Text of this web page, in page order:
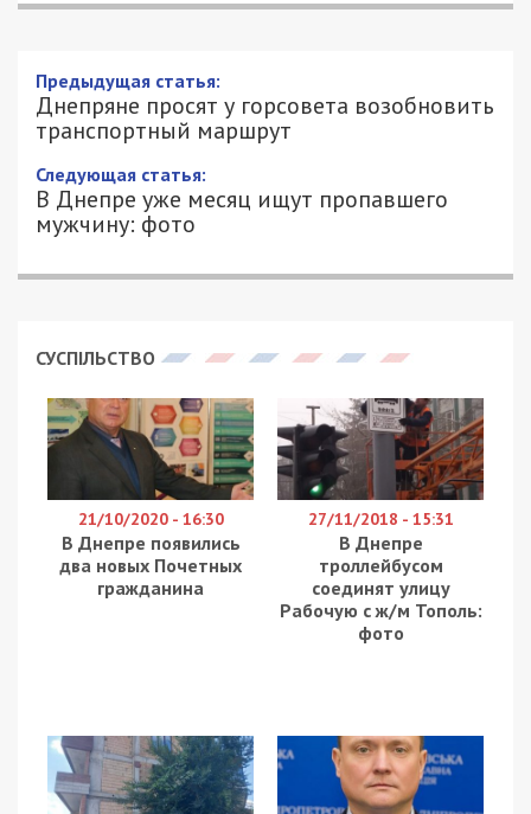
Днепряне просят у горсовета
возобновить транспортный маршрут
4/03/2019 - 13:40
МАРИЯ АЛИЦЕНКО - СПЕЦИАЛЬНО
ДЛЯ 49000.COM.UA
2466
4 марта на сайте городскихпетицийпоявилось
Катерина Фоменко, автор петиции, считает
необходимым возобновить маршрут 142,
который отменили четыре года. Маршрутка
соединяла Самаровку с площадью
Старомостовой.
Пгт. Самаровка находится в черте города, но его
жители вынуждены с трудом утром добираться
на работу и учебу.
Единственный маршрут №153 который
осуществляет перевозки, имеет интервал 10-15
шесть человек. Чтобы набрать необходимую
тысячу голосов, у авторов обращения есть еще
90 дней.